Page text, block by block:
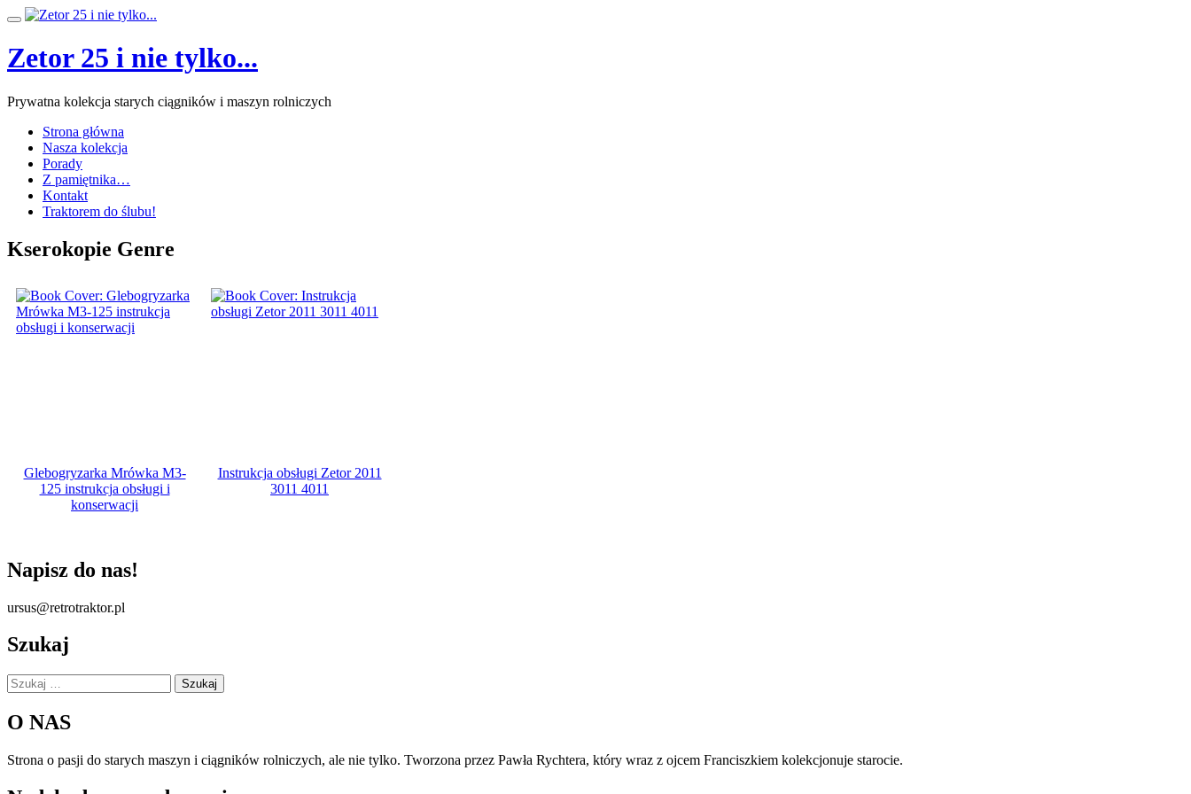
Przeskocz
treści
Przełącz
Zetor 25 i nie tylko...
Prywatna kolekcja starych ciągników i maszyn rolniczych
Strona główna
Nasza kolekcja
Porady
Z pamiętnika…
Kontakt
Traktorem do ślubu!
Kserokopie Genre
Glebogryzarka Mrówka M3-
125 instrukcja obsługi i
konserwacji
Instrukcja obsługi Zetor 2011
3011 4011
Napisz do nas!
ursus@retrotraktor.pl
Szukaj
Szukaj:
O NAS
Strona o pasji do starych maszyn i ciągników rolniczych, ale nie tylko. Tworzona przez Pawła Rychtera, który wraz z ojcem Franciszkiem kolekcjonuje starocie.